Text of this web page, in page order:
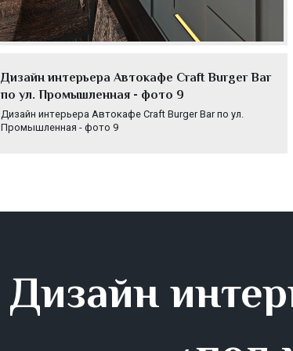
Дизайн интерьера Автокафе Craft Burger Bar
по ул. Промышленная - фото 9
Дизайн интерьера Автокафе Craft Burger Bar по ул.
Промышленная - фото 9
Дизайн